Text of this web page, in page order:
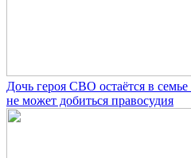
Дочь героя СВО остаётся в
не может добиться правосудия